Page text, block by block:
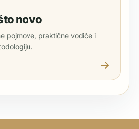
novo
pojmove, praktične vodiče i